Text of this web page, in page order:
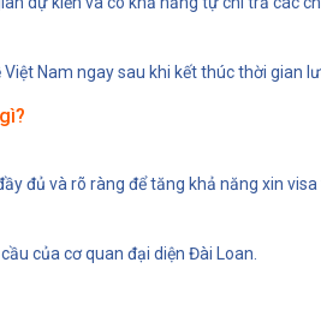
Nam ngay sau khi kết thúc thời gian
đủ và rõ ràng để tăng khả năng xin
của cơ quan đại diện Đài Loan.